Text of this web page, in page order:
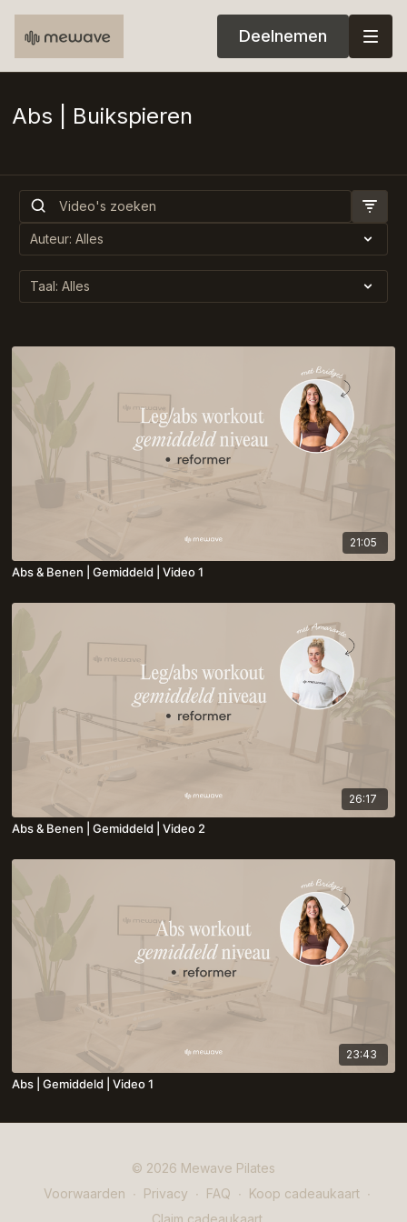
Deelnemen
Abs | Buikspieren
21:05
Abs & Benen | Gemiddeld | Video 1
26:17
Abs & Benen | Gemiddeld | Video 2
23:43
Abs | Gemiddeld | Video 1
© 2026 Mewave Pilates
Voorwaarden ∙ Privacy ∙ FAQ ∙ Koop cadeaukaart ∙